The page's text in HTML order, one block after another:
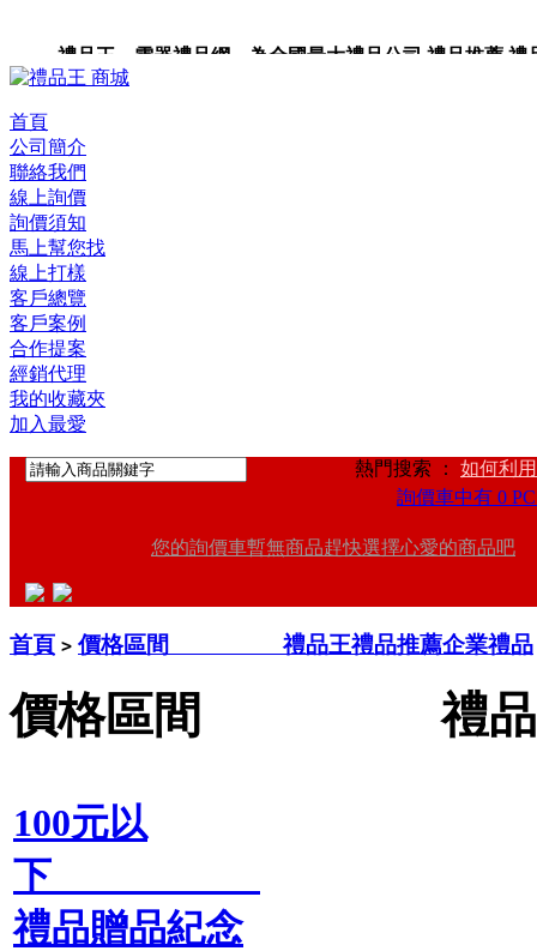
禮品王 電器禮品網 為全國最大禮品公司,禮品推薦,禮
卡,企業禮品,禮品小物,高級禮品,禮品網站。
首頁
公司簡介
聯絡我們
線上詢價
詢價須知
馬上幫您找
線上打樣
客戶總覽
客戶案例
合作提案
經銷代理
我的收藏夾
加入最愛
熱門搜索 ： 如何利
詢價車中有 0
您的詢價車暫無商品趕快選擇心愛的商品吧
首頁 > 價格區間 禮品王禮品推薦企業禮品
價格區間 禮品王
100元以
下
禮品贈品紀念